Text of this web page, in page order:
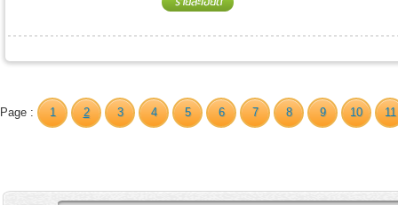
Page : 1 2 3 4 5 6 7 8 9 10 11